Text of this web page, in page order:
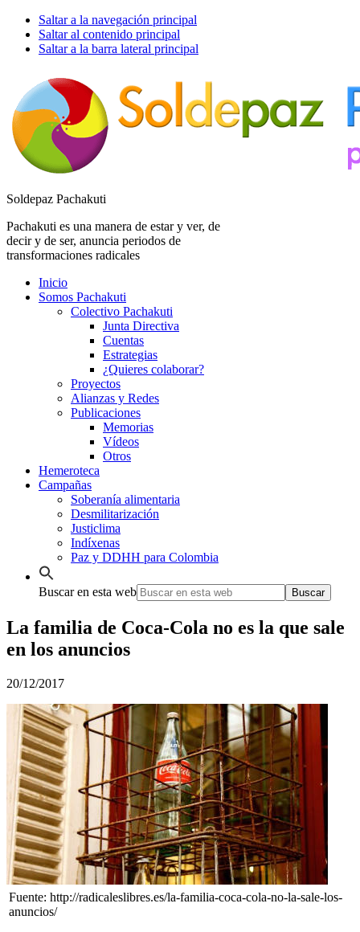
Saltar a la navegación principal
Saltar al contenido principal
Saltar a la barra lateral principal
Soldepaz Pachakuti
Pachakuti es una manera de estar y ver, de
decir y de ser, anuncia periodos de
transformaciones radicales
Inicio
Somos Pachakuti
Colectivo Pachakuti
Junta Directiva
Cuentas
Estrategias
¿Quieres colaborar?
Proyectos
Alianzas y Redes
Publicaciones
Memorias
Vídeos
Otros
Hemeroteca
Campañas
Soberanía alimentaria
Desmilitarización
Justiclima
Indíxenas
Paz y DDHH para Colombia
Buscar en esta web
La familia de Coca-Cola no es la que sale
en los anuncios
20/12/2017
Fuente: http://radicaleslibres.es/la-familia-coca-cola-no-la-sale-los-
anuncios/